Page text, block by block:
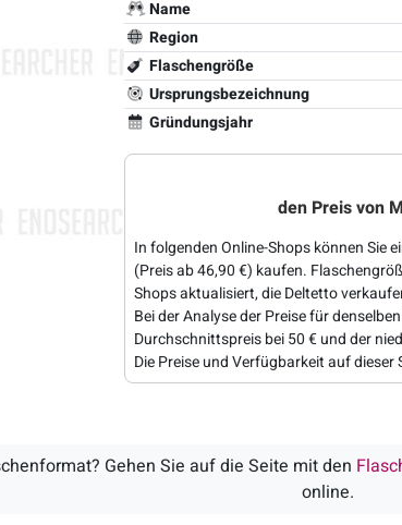
Name
Region
Flaschengröße
Ursprungsbezeichnung
Gründungsjahr
den Preis von
In folgenden Online-Shops können Sie
(Preis ab 46,90 €) kaufen.
Shops aktualisiert, die Deltetto
Bei der Analyse der Preise für
Durchschnittspreis bei 50 € und der
Die Preise und Verfügbarkeit auf
Gehen Sie auf die Seite mit den
online.